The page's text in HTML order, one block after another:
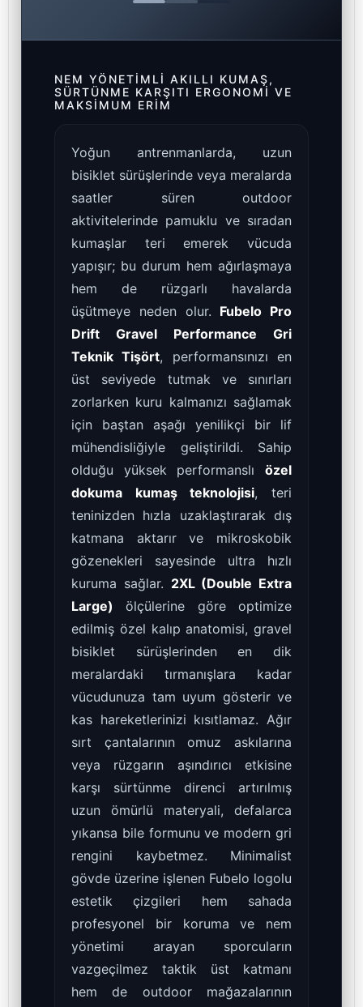
NEM YÖNETIMLI AKILLI KUMAŞ,
SÜRTÜNME KARŞITI ERGONOMI VE
MAKSIMUM ERIM
Yoğun antrenmanlarda, uzun
bisiklet sürüşlerinde veya meralarda
saatler süren outdoor
aktivitelerinde pamuklu ve sıradan
kumaşlar teri emerek vücuda
yapışır; bu durum hem ağırlaşmaya
hem de rüzgarlı havalarda
üşütmeye neden olur. Fubelo Pro
Drift Gravel Performance Gri
Teknik Tişört, performansınızı en
üst seviyede tutmak ve sınırları
zorlarken kuru kalmanızı sağlamak
için baştan aşağı yenilikçi bir lif
mühendisliğiyle geliştirildi. Sahip
olduğu yüksek performanslı özel
dokuma kumaş teknolojisi, teri
teninizden hızla uzaklaştırarak dış
katmana aktarır ve mikroskobik
gözenekleri sayesinde ultra hızlı
kuruma sağlar. 2XL (Double Extra
Large) ölçülerine göre optimize
edilmiş özel kalıp anatomisi, gravel
bisiklet sürüşlerinden en dik
meralardaki tırmanışlara kadar
vücudunuza tam uyum gösterir ve
kas hareketlerinizi kısıtlamaz. Ağır
sırt çantalarının omuz askılarına
veya rüzgarın aşındırıcı etkisine
karşı sürtünme direnci artırılmış
uzun ömürlü materyali, defalarca
yıkansa bile formunu ve modern gri
rengini kaybetmez. Minimalist
gövde üzerine işlenen Fubelo logolu
estetik çizgileri hem sahada
profesyonel bir koruma ve nem
yönetimi arayan sporcuların
vazgeçilmez taktik üst katmanı
hem de outdoor mağazalarının